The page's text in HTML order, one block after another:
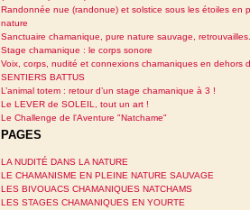
Randonnée nue (randonue) et solstice sous les étoiles en
nature
Sanctuaire chamanique, pure nature sauvage,
Stage chamanique : le corps sonore
Voix, corps, nudité et connexions chamaniques en dehors
SENTIERS BATTUS
L’animal totem : retour d’un stage chamanique à 3 !
Le LEVER de SOLEIL, tout un art !
Le Challenge de l'Aventure "Natchame"
PAGES
LA NUDITÉ DANS LA NATURE
LE CHAMANISME EN PLEINE NATURE SAUVAGE
LES BIVOUACS CHAMANIQUES NATCHAMS
LES STAGES CHAMANIQUES EN YOURTE